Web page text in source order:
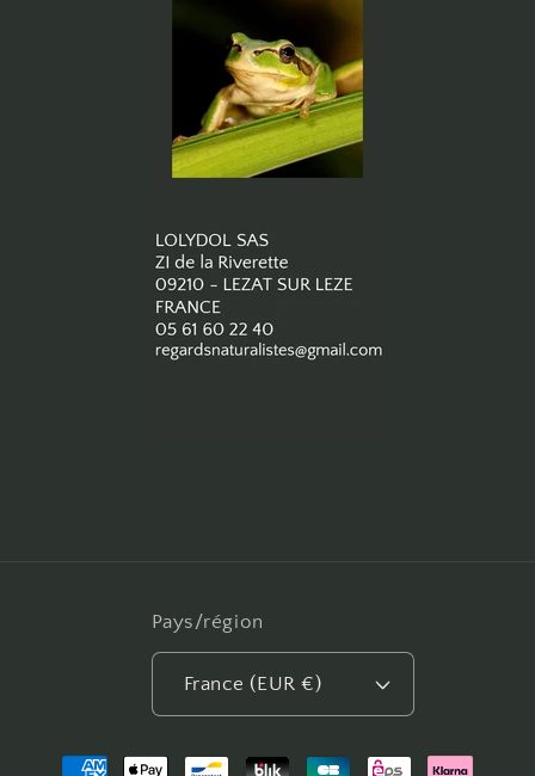
Pays/région
France (EUR €)
Moyens